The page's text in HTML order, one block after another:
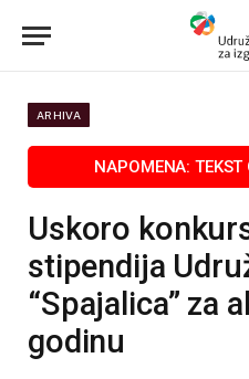
ARHIVA
Uskoro
stipendija
“Spajalica” za
godinu